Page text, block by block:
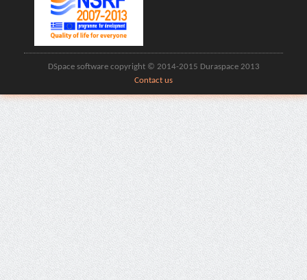
DSpace software copyright © 2014-2015 Duraspace 2013
Contact us